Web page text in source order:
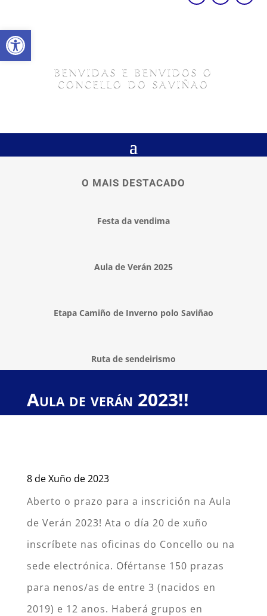
Abrir barra de ferramentas
BENVIDAS E BENVIDOS O
CONCELLO DO SAVIÑAO
O MAIS DESTACADO
Festa da vendima
Aula de Verán 2025
Etapa Camiño de Inverno polo Saviñao
Ruta de sendeirismo
Aula de verán 2023!!
8 de Xuño de 2023
Aberto o prazo para a inscrición na Aula
de Verán 2023! Ata o día 20 de xuño
inscríbete nas oficinas do Concello ou na
sede electrónica. Ofértanse 150 prazas
para nenos/as de entre 3 (nacidos en
2019) e 12 anos. Haberá grupos en